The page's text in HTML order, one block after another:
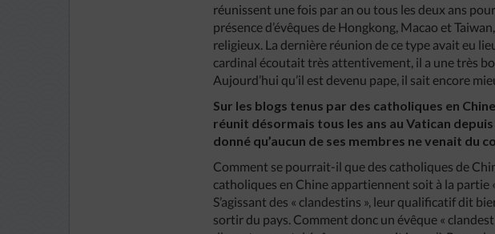
réunissent une fois par an ou tous les deux ans
présence d’évêques de Hongkong, Macao et
religieux. La dernière réunion de ce type avait eu
cardinal écoutait très attentivement, il a une très
Aujourd’hui qu’il est devenu pape, il sait encore
Sur les blogs tenus par des catholiques en
réunit désormais tous les ans au Vatican
donné qu’aucun de ses membres ne venait du
Comment se pourrait-il que des catholiques de
catholiques en Chine appartiennent soit à la partie
S’agissant des « clandestins », leur qualificatif dit
sortir du pays. Comment donc un évêque «